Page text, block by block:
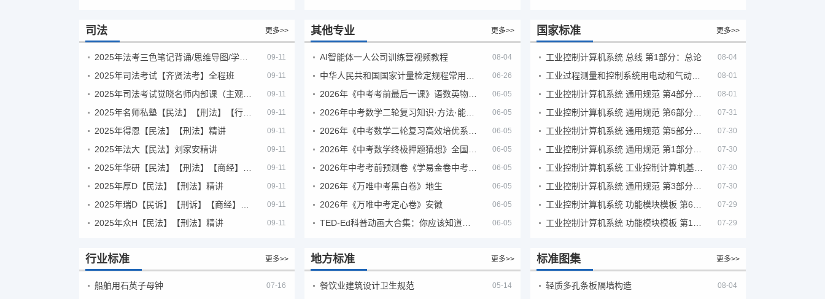
司法 更多>>
09-11
2025年司法考试【齐贤法考】全程班 09-11
09-11
09-11
2025年得恩【民法】【刑法】精讲 09-11
2025年法大【民法】刘家安精讲 09-11
09-11
2025年厚D【民法】【刑法】精讲 09-11
09-11
2025年众H【民法】【刑法】精讲 09-11
其他专业 更多>>
AI智能体一人公司训练营视频教程 08-04
06-26
06-05
06-05
06-05
06-05
06-05
2026年《万唯中考黑白卷》地生 06-05
2026年《万唯中考定心卷》安徽 06-05
06-05
国家标准 更多>>
工业控制计算机系统 总线 第1部分：总论 08-04
工业过程测量和控制系统用电动和气动模拟计算器性能评定方法 08-01
08-01
07-31
07-30
07-30
工业控制计算机系统 工业控制计算机基本平台 第2部分：性能评定方法 07-30
07-30
07-29
07-29
行业标准 更多>>
船舶用石英子母钟 07-16
地方标准 更多>>
餐饮业建筑设计卫生规范 05-14
标准图集 更多>>
轻质多孔条板隔墙构造 08-04